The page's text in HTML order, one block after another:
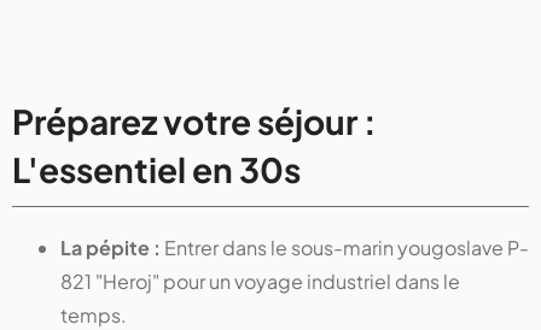
Préparez votre séjour :
L'essentiel en 30s
La pépite : Entrer dans le sous-marin yougoslave P-
821 "Heroj" pour un voyage industriel dans le
temps.